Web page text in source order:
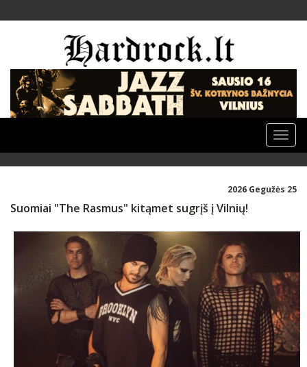
Toggle
2026 Gegužės 25
Suomiai "The Rasmus" kitąmet sugrįš į Vilnių!